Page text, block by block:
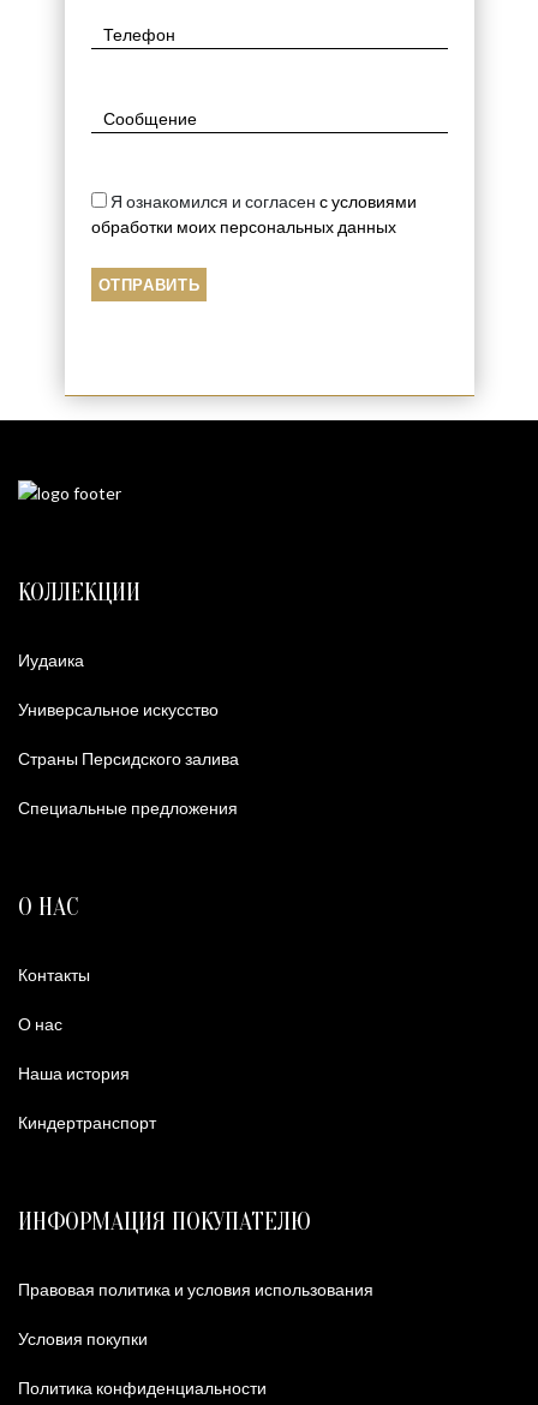
Я ознакомился и согласен с условиями
обработки моих персональных данных
КОЛЛЕКЦИИ
Иудаика
Универсальное искусство
Страны Персидского залива
Специальные предложения
О НАС
Контакты
О нас
Наша история
Киндертранспорт
ИНФОРМАЦИЯ ПОКУПАТЕЛЮ
Правовая политика и условия использования
Условия покупки
Политика конфиденциальности